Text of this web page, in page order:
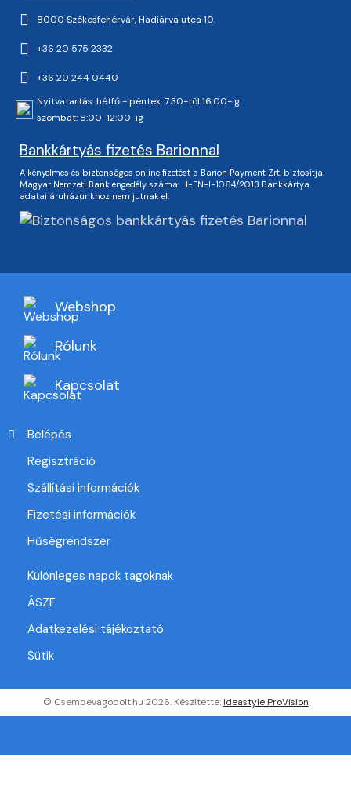
8000 Székesfehérvár, Hadiárva utca 10.
+36 20 575 2332
+36 20 244 0440
Nyitvatartás: hétfő - péntek: 7:30-tól 16:00-ig
szombat: 8:00-12:00-ig
Bankkártyás fizetés Barionnal
A kényelmes és biztonságos online fizetést a Barion Payment Zrt. biztosítja.
Magyar Nemzeti Bank engedély száma: H-EN-I-1064/2013 Bankkártya
adatai áruházunkhoz nem jutnak el.
Webshop
Rólunk
Kapcsolat
Belépés
Regisztráció
Szállítási információk
Fizetési információk
Hűségrendszer
Különleges napok tagoknak
ÁSZF
Adatkezelési tájékoztató
Sütik
© Csempevagobolt.hu 2026. Készítette:Ideastyle ProVision